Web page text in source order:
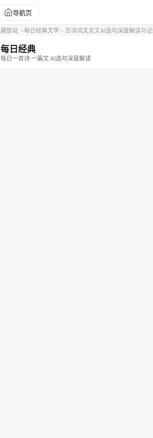
导航页
趣智站 每日经典文学 - 古诗词文言文AI选句深度解读与
每日经典
每日一首诗·一篇文·AI选句深度解读